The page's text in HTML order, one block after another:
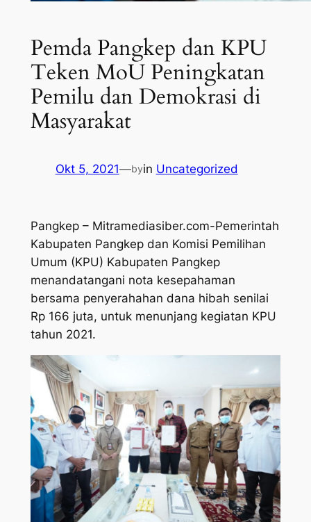
Pemda Pangkep dan KPU
Teken MoU Peningkatan
Pemilu dan Demokrasi di
Masyarakat
Okt 5, 2021—byin Uncategorized
Pangkep – Mitramediasiber.com-Pemerintah
Kabupaten Pangkep dan Komisi Pemilihan
Umum (KPU) Kabupaten Pangkep
menandatangani nota kesepahaman
bersama penyerahahan dana hibah senilai
Rp 166 juta, untuk menunjang kegiatan KPU
tahun 2021.